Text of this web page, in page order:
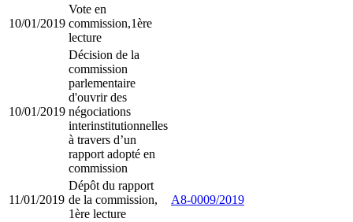
10/01/2019
Vote en
commission,1ère
lecture
10/01/2019
Décision de la
commission
parlementaire
d'ouvrir des
négociations
interinstitutionnelles
à travers d’un
rapport adopté en
commission
11/01/2019
Dépôt du rapport
de la commission,
1ère lecture
A8-0009/2019